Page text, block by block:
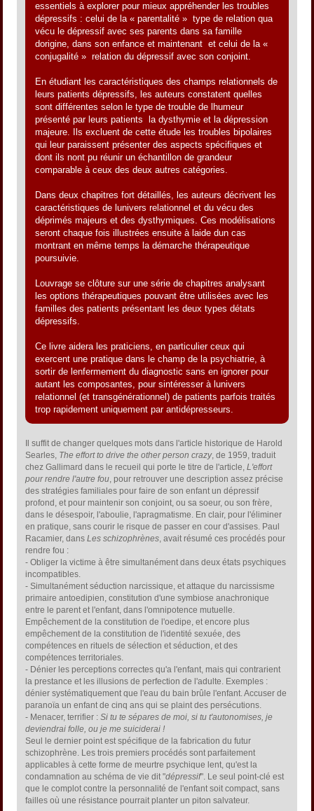
essentiels à explorer pour mieux appréhender les troubles
dépressifs : celui de la « parentalité »  type de relation qua
vécu le dépressif avec ses parents dans sa famille
dorigine, dans son enfance et maintenant  et celui de la «
conjugalité »  relation du dépressif avec son conjoint.
En étudiant les caractéristiques des champs relationnels de
leurs patients dépressifs, les auteurs constatent quelles
sont différentes selon le type de trouble de lhumeur
présenté par leurs patients  la dysthymie et la dépression
majeure. Ils excluent de cette étude les troubles bipolaires
qui leur paraissent présenter des aspects spécifiques et
dont ils nont pu réunir un échantillon de grandeur
comparable à ceux des deux autres catégories.
Dans deux chapitres fort détaillés, les auteurs décrivent les
caractéristiques de lunivers relationnel et du vécu des
déprimés majeurs et des dysthymiques. Ces modélisations
seront chaque fois illustrées ensuite à laide dun cas
montrant en même temps la démarche thérapeutique
poursuivie.
Louvrage se clôture sur une série de chapitres analysant
les options thérapeutiques pouvant être utilisées avec les
familles des patients présentant les deux types détats
dépressifs.
Ce livre aidera les praticiens, en particulier ceux qui
exercent une pratique dans le champ de la psychiatrie, à
sortir de lenfermement du diagnostic sans en ignorer pour
autant les composantes, pour sintéresser à lunivers
relationnel (et transgénérationnel) de patients parfois traités
trop rapidement uniquement par antidépresseurs.
Il suffit de changer quelques mots dans l'article historique de Harold
Searles, The effort to drive the other person crazy, de 1959, traduit
chez Gallimard dans le recueil qui porte le titre de l'article,L'effort
pour rendre l'autre fou, pour retrouver une description assez précise
des stratégies familiales pour faire de son enfant un dépressif
profond, et pour maintenir son conjoint, ou sa soeur, ou son frère,
dans le désespoir, l'aboulie, l'apragmatisme. En clair, pour l'éliminer
en pratique, sans courir le risque de passer en cour d'assises. Paul
Racamier, dansLes schizophrènes, avait résumé ces procédés pour
rendre fou :
- Obliger la victime à être simultanément dans deux états psychiques
incompatibles.
- Simultanément séduction narcissique, et attaque du narcissisme
primaire antoedipien, constitution d'une symbiose anachronique
entre le parent et l'enfant, dans l'omnipotence mutuelle.
Empêchement de la constitution de l'oedipe, et encore plus
empêchement de la constitution de l'identité sexuée, des
compétences en rituels de sélection et séduction, et des
compétences territoriales.
- Dénier les perceptions correctes qu'a l'enfant, mais qui contrarient
la prestance et les illusions de perfection de l'adulte. Exemples :
dénier systématiquement que l'eau du bain brûle l'enfant. Accuser de
paranoïa un enfant de cinq ans qui se plaint des persécutions.
- Menacer, terrifier :Si tu te sépares de moi, si tu t'autonomises, je
deviendrai folle, ou je me suiciderai !
Seul le dernier point est spécifique de la fabrication du futur
schizophrène. Les trois premiers procédés sont parfaitement
applicables à cette forme de meurtre psychique lent, qu'est la
condamnation au schéma de vie dit "dépressif". Le seul point-clé est
que le complot contre la personnalité de l'enfant soit compact, sans
failles où une résistance pourrait planter un piton salvateur.